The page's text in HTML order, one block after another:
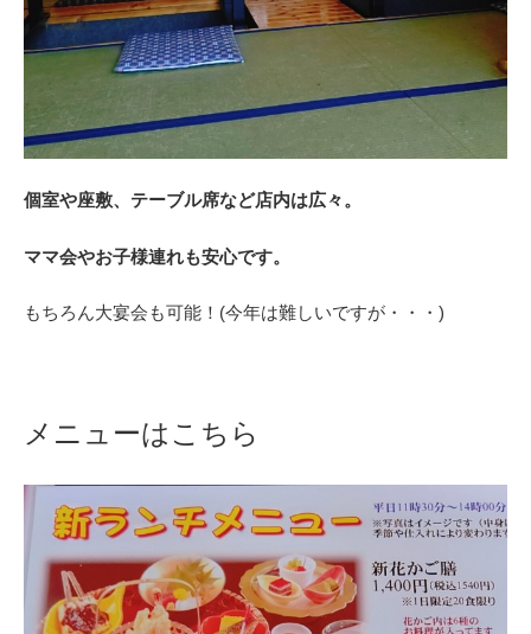
個室や座敷、テーブル席など店内は広々。
ママ会やお子様連れも安心です。
もちろん大宴会も可能！(今年は難しいですが・・・)
メニューはこちら